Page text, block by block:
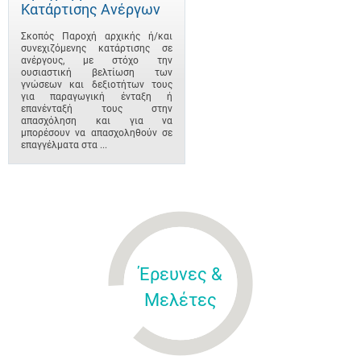
Κατάρτισης Ανέργων
Σκοπός Παροχή αρχικής ή/και
συνεχιζόμενης κατάρτισης σε
ανέργους, με στόχο την
ουσιαστική βελτίωση των
γνώσεων και δεξιοτήτων τους
για παραγωγική ένταξη ή
επανένταξή τους στην
απασχόληση και για να
μπορέσουν να απασχοληθούν σε
επαγγέλματα στα ...
Έρευνες &
Μελέτες